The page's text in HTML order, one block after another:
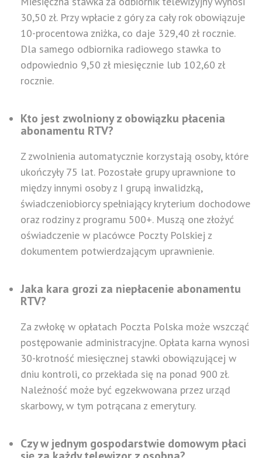
30,50 zł. Przy wpłacie z góry za cały rok obowiązuje
10-procentowa zniżka, co daje 329,40 zł rocznie.
Dla samego odbiornika radiowego stawka to
odpowiednio 9,50 zł miesięcznie lub 102,60 zł
rocznie.
Kto jest zwolniony z obowiązku płacenia
abonamentu RTV?
Z zwolnienia automatycznie korzystają osoby, które
ukończyły 75 lat. Pozostałe grupy uprawnione to
między innymi osoby z I grupą inwalidzką,
świadczeniobiorcy spełniający kryterium dochodowe
oraz rodziny z programu 500+. Muszą one złożyć
oświadczenie w placówce Poczty Polskiej z
dokumentem potwierdzającym uprawnienie.
Jaka kara grozi za niepłacenie abonamentu
RTV?
Za zwłokę w opłatach Poczta Polska może wszcząć
postępowanie administracyjne. Opłata karna wynosi
30-krotność miesięcznej stawki obowiązującej w
dniu kontroli, co przekłada się na ponad 900 zł.
Należność może być egzekwowana przez urząd
skarbowy, w tym potrącana z emerytury.
Czy w jednym gospodarstwie domowym płaci